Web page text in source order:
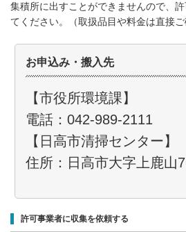
集積所に出すことができませんので、
てください。（取扱品目や料金は直接ご
お申込み・搬入先
【市役所環境課】
電話：042-989-2111
【日高市清掃センター】
住所：日高市大字上鹿山
許可事業者に収集を依頼する